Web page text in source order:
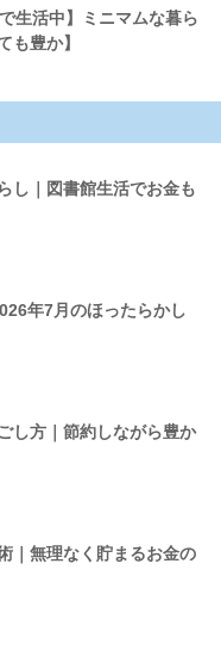
生活中】ミニマムな暮ら
も豊か】
し｜図書館生活でお金も
年7月のほったらかし
し方｜節約しながら豊か
｜無理なく貯まるお金の